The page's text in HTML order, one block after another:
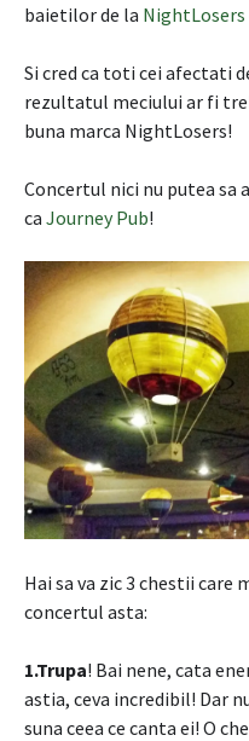
baietilor de la NightLosers
Si cred ca toti cei afectati
rezultatul meciului ar fi
buna marca NightLosers!
Concertul nici nu putea
ca Journey Pub!
Hai sa va zic 3 chestii
concertul asta:
1.Trupa! Bai nene, cata
astia, ceva incredibil! Dar
suna ceea ce canta ei! O